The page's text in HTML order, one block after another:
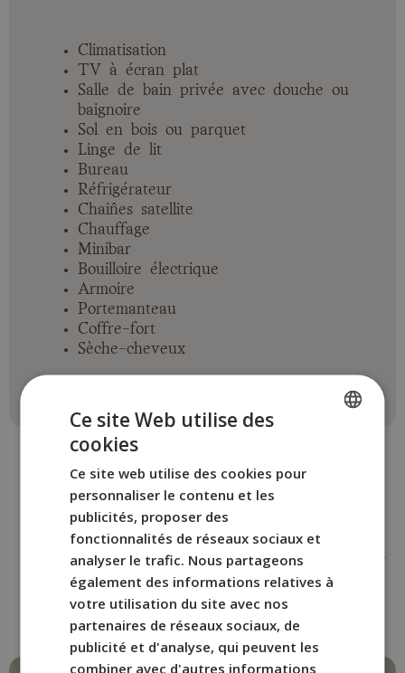
Climatisation
TV à écran plat
Salle de bain privée avec douche ou
baignoire
Sol en bois ou parquet
Linge de lit
Bureau
Réfrigérateur
Chaînes satellite
Chauffage
Minibar
Bouilloire électrique
Armoire
Portemanteau
Coffre-fort
Sèche-cheveux
AUTRES CHAMBRES
Réservez la chambre BYPILLOW
California
qui vous convient le mieux.
ENGLISH
ITALIAN
Ce site Web utilise des
cookies
Ce site web utilise des cookies pour
personnaliser le contenu et les
publicités, proposer des
fonctionnalités de réseaux sociaux et
analyser le trafic. Nous partageons
également des informations relatives à
votre utilisation du site avec nos
partenaires de réseaux sociaux, de
publicité et d'analyse, qui peuvent les
combiner avec d'autres informations